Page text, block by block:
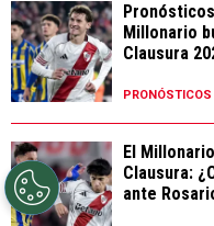
Millonario
Clausura
PRONÓSTICOS
El
Clausura:
ante